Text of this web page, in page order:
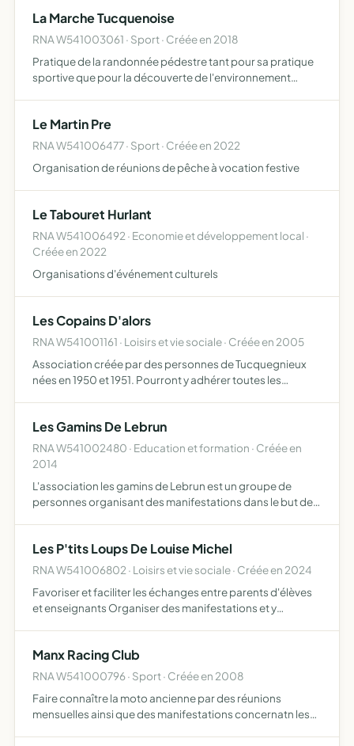
La Marche Tucquenoise
RNA W541003061 · Sport · Créée en 2018
Pratique de la randonnée pédestre tant pour sa pratique
sportive que pour la découverte de l'environnement
Le Martin Pre
RNA W541006477 · Sport · Créée en 2022
Organisation de réunions de pêche à vocation festive
Le Tabouret Hurlant
RNA W541006492 · Economie et développement local ·
Créée en 2022
Organisations d'événement culturels
Les Copains D'alors
RNA W541001161 · Loisirs et vie sociale · Créée en 2005
Association créée par des personnes de Tucquegnieux
nées en 1950 et 1951. Pourront y adhérer toutes les
L'association a pour b…
Les Gamins De Lebrun
RNA W541002480 · Education et formation · Créée en
2014
L'association les gamins de Lebrun est un groupe de
personnes organisant des manifestations dans le but de
Les P'tits Loups De Louise Michel
RNA W541006802 · Loisirs et vie sociale · Créée en 2024
Favoriser et faciliter les échanges entre parents d'élèves
et enseignants Organiser des manifestations et y
Manx Racing Club
RNA W541000796 · Sport · Créée en 2008
Faire connaître la moto ancienne par des réunions
mensuelles ainsi que des manifestations concernatn les